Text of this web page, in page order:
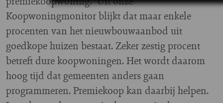
Koopwoningmonitor blijkt dat maar enkele
procenten van het nieuwbouwaanbod uit
goedkope huizen bestaat. Zeker zestig procent
betreft dure koopwoningen. Het wordt daarom
hoog tijd dat gemeenten anders gaan
programmeren. Premiekoop kan daarbij helpen.